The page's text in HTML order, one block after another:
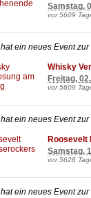
Samstag,
vor 5609
hat ein neues Event zur
Whisky
Freitag,
vor 5609
hat ein neues Event zur
Roosevelt
Samstag,
vor 5628
hat ein neues Event zur